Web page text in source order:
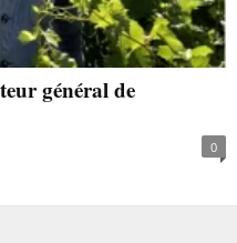
général de
0